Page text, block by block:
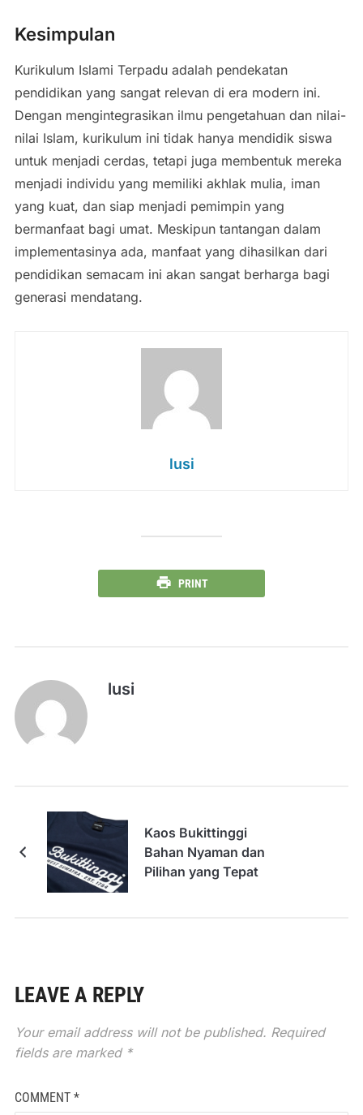
Kesimpulan
Kurikulum Islami Terpadu adalah pendekatan
pendidikan yang sangat relevan di era modern ini.
Dengan mengintegrasikan ilmu pengetahuan dan nilai-
nilai Islam, kurikulum ini tidak hanya mendidik siswa
untuk menjadi cerdas, tetapi juga membentuk mereka
menjadi individu yang memiliki akhlak mulia, iman
yang kuat, dan siap menjadi pemimpin yang
bermanfaat bagi umat. Meskipun tantangan dalam
implementasinya ada, manfaat yang dihasilkan dari
pendidikan semacam ini akan sangat berharga bagi
generasi mendatang.
lusi
PRINT
lusi
Kaos Bukittinggi
Bahan Nyaman dan
Pilihan yang Tepat
LEAVE A REPLY
Your email address will not be published. Required
fields are marked *
COMMENT *